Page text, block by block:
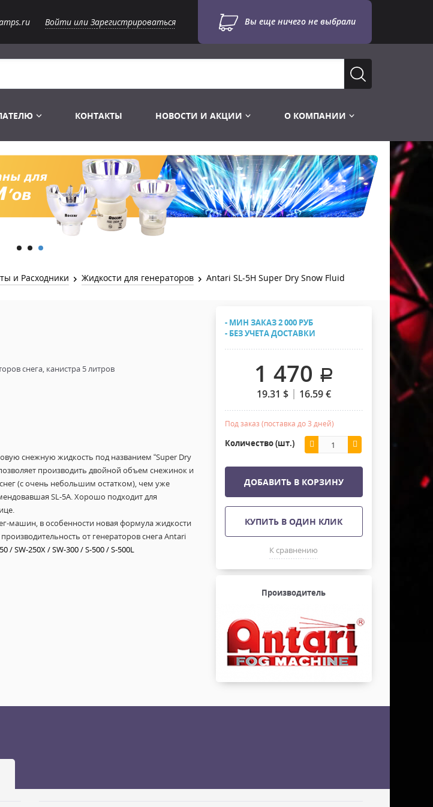
Войти или Зарегистрироваться Вы еще ничего не выбрали
Лампы Винтаж Ретро Декор
Лампы галогенные 6-120 V
Лампы студийные 110-240 V
Лампы-фары PAR
Лампы для бассейна
Лампы UV TUV HNS
Лампы видеопроекторные
Распродажа
Перчатки
Сумки и подсумки
Ремни и страховка
Инструменты
Готовые комплекты
Конструктор МИКРОСЦЕНА
Распродажа
Световое оборудование
Аксессуары для света
Лебёдки и Аксессуары
Хомуты Кронштейны Страховка
Защитные чехлы и Кейсы
Распродажа
2х канальные модули Напольные покрытия
Лежачий полицейский ИДН
КОНТАКТЫ НОВОСТИ И АКЦИИ О КОМПАНИИ
и Расходники Жидкости для генераторов Antari SL-5H Super Dry Snow Fluid
снега, канистра 5 литров
снежную жидкость под названием “Super Dry
производить двойной объем снежинок и
(с очень небольшим остатком), чем уже
SL-5A.Хорошо подходит для
машин, в особенности новая формула жидкости
от генераторов снега Antari
/ SW-250X/ SW-300/ S-500 / S-500L
- МИН ЗАКАЗ 2 000 РУБ
- БЕЗ УЧЕТА ДОСТАВКИ
1 470 .
19.31 $ 16.59€
Под заказ (поставка до 3 дней)
Количество (шт.)
ДОБАВИТЬ В КОРЗИНУ
КУПИТЬ В ОДИН КЛИК
К сравнению
Производитель